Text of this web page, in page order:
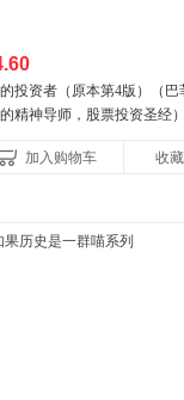
投资者（原本第4版）（巴
精神导师，股票投资圣经
加入购物车 收藏